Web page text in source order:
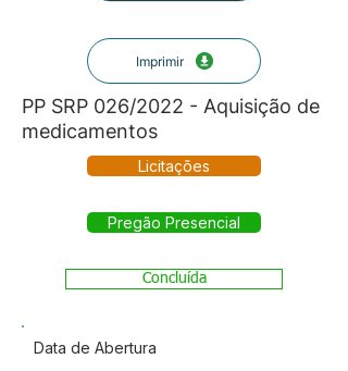
Imprimir
PP SRP 026/2022 - Aquisição de
medicamentos
Licitações
Pregão Presencial
Concluída
Data de Abertura